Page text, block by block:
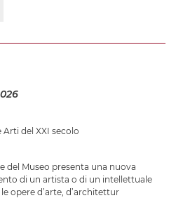
Arti del XXI secolo
del Museo presenta una nuova
di un artista o di un intellettuale
opere d’arte, d’architettur